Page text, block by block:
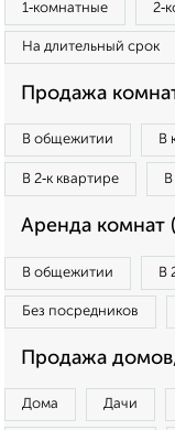
1‑комнатные
На длительный срок
Продажа
В общежитии В
В 2‑к квартире
Аренда комнат
В общежитии В
Без посредников
Продажа
Дома Дачи